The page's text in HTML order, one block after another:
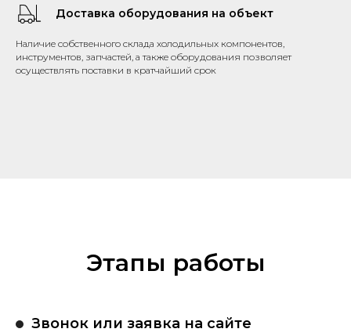
Доставка оборудования на объект
Наличие собственного склада холодильных компонентов,
инструментов, запчастей, а также оборудования позволяет
осуществлять поставки в кратчайший срок
Этапы работы
Звонок или заявка на сайте